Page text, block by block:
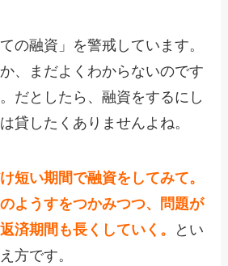
の融資」を警戒しています。
、まだよくわからないのです
だとしたら、融資をするにし
貸したくありませんよね。
短い期間で融資をしてみて。
ようすをつかみつつ、問題が
済期間も長くしていく。
とい
方です。